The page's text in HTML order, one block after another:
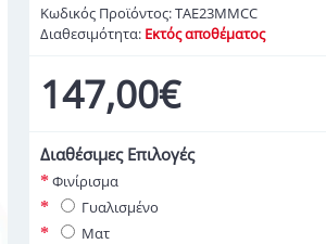
Κωδικός Προϊόντος:TAE23MMCC
Διαθεσιμότητα: Εκτός αποθέματος
147,00€
Διαθέσιμες Επιλογές
Φινίρισμα
Γυαλισμένο
Ματ